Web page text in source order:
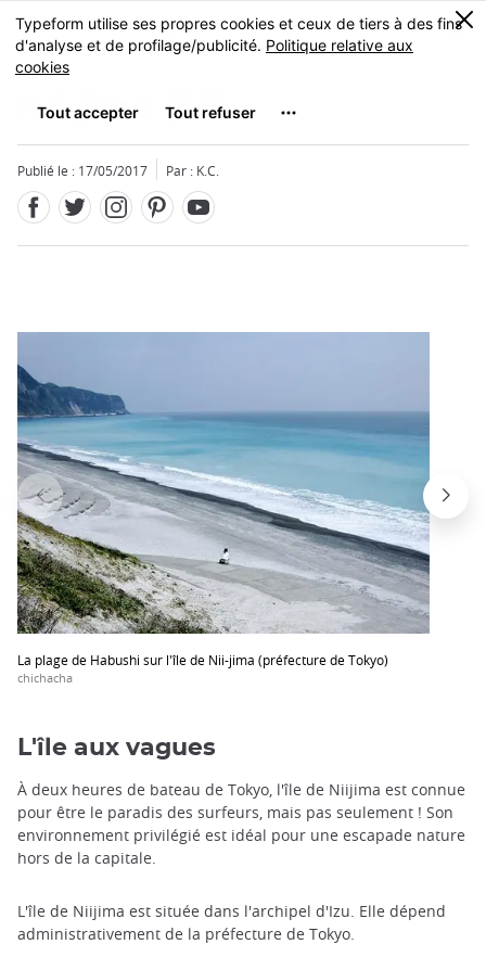
Skip
to
main
MENU
0
Nii-jima 新島
Publié le : 17/05/2017 Par : K.C.
La plage de Habushi sur l'île de Nii-jima (préfecture de Tokyo)
chichacha
Fermer
L'île aux vagues
À deux heures de bateau de Tokyo, l'île de Niijima est connue
pour être le paradis des surfeurs, mais pas seulement ! Son
environnement privilégié est idéal pour une escapade nature
hors de la capitale.
L'île de Niijima est située dans l'archipel d'Izu. Elle dépend
administrativement de la préfecture de Tokyo.